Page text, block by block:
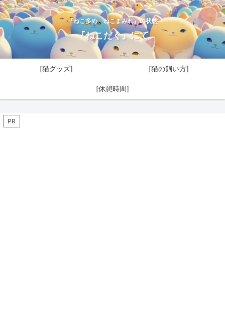
『ねこ多め、ねこまみれ』の状態
『ねこだく』にて
[猫グッズ] [猫の飼い方]
[休憩時間]
PR